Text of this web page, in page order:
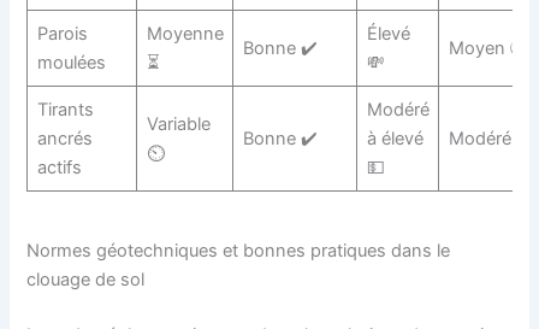
Parois
moulées
Moyenne
⏳
Bonne ✔️
Élevé
💸
Moyen 🌎
Tirants
ancrés
actifs
Variable
⏲️
Bonne ✔️
Modéré
à élevé
💵
Modéré 🌍
Normes géotechniques et bonnes pratiques dans le
clouage de sol